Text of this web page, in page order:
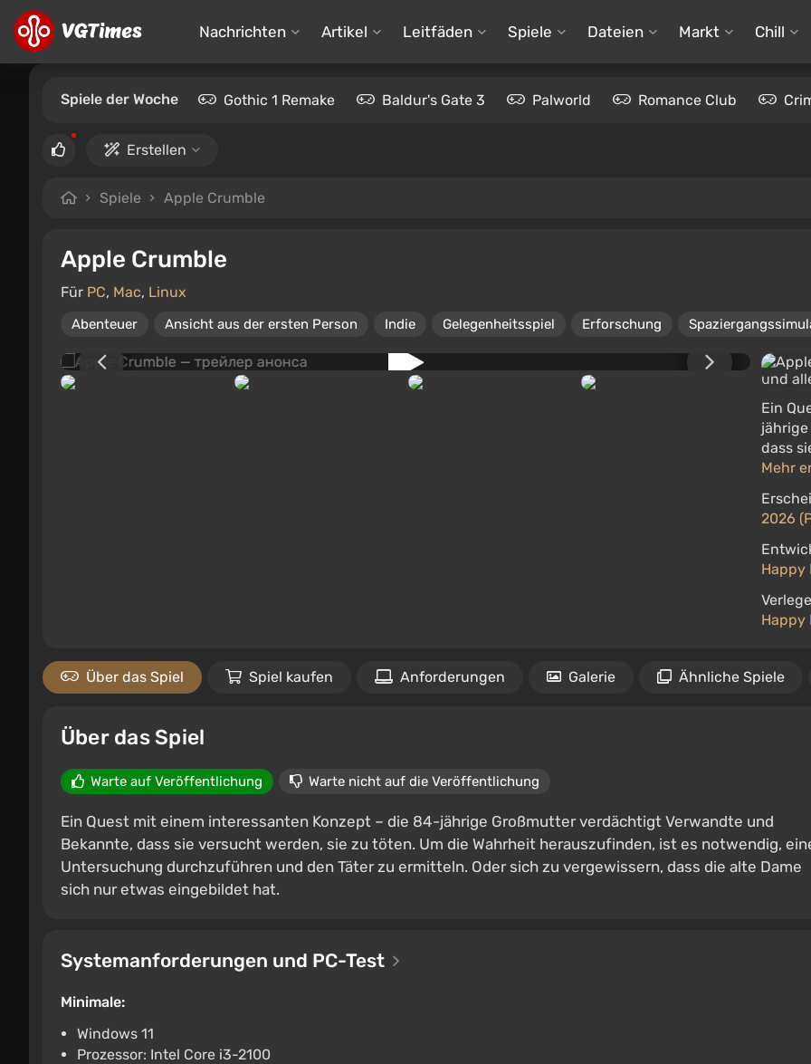
Nachrichten Artikel Leitfäden Spiele Dateien Markt Chill
Spiele der Woche Gothic 1 Remake Baldur's Gate 3 Palworld Romance Club
Erstellen
Spiele Apple Crumble
Apple Crumble
Für PC, Mac, Linux
Abenteuer Ansicht aus der ersten Person Indie Gelegenheitsspiel Erforschung
Ein
dass
Mehr
2026
Happy
Happy
Über das Spiel Spiel kaufen Anforderungen Galerie Ähnliche Spiele
Über das Spiel
Warte auf Veröffentlichung Warte nicht auf die Veröffentlichung
Ein Quest mit einem interessanten Konzept – die 84-jährige Großmutter verdächtigt Verwandte und
Bekannte, dass sie versucht werden, sie zu töten. Um die Wahrheit herauszufinden, ist es notwendig,
Untersuchung durchzuführen und den Täter zu ermitteln. Oder sich zu vergewissern, dass die alte Dame
sich nur etwas eingebildet hat.
Systemanforderungen und PC-Test
Minimale:
Windows 11
Prozessor: Intel Core i3-2100